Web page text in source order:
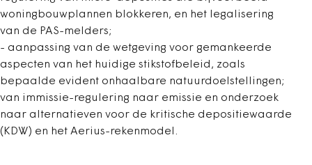
woningbouwplannen blokkeren, en het legalisering
van de PAS-melders;
- aanpassing van de wetgeving voor gemankeerde
aspecten van het huidige stikstofbeleid, zoals
bepaalde evident onhaalbare natuurdoelstellingen;
van immissie-regulering naar emissie en onderzoek
naar alternatieven voor de kritische depositiewaarde
(KDW) en het Aerius-rekenmodel.